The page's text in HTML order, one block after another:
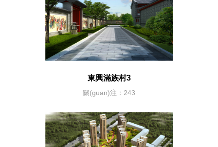
東興滿族村3
關(guān)注：243